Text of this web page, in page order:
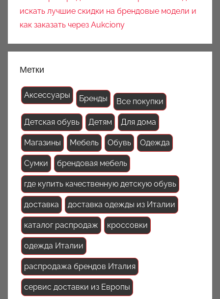
искать лучшие скидки на брендовые модели и
как заказать через Aukciony
Метки
Аксессуары Бренды Все покупки
Детская обувь Детям Для дома
Магазины Мебель Обувь Одежда
Сумки брендовая мебель
где купить качественную детскую обувь
доставка доставка одежды из Италии
каталог распродаж кроссовки
одежда Италии
распродажа брендов Италия
сервис доставки из Европы